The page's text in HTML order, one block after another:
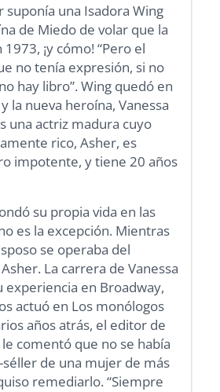
una Isadora Wing
de Miedo de volar que la
¡y cómo! “Pero el
no tenía expresión, si no
hay libro”. Wing quedó en
la nueva heroína, Vanessa
una actriz madura cuyo
rico, Asher, es
impotente, y tiene 20 años
su propia vida en las
es la excepción. Mientras
se operaba del
La carrera de Vanessa
experiencia en Broadway,
actuó en Los monólogos
años atrás, el editor de
comentó que no se había
de una mujer de más
remediarlo. “Siempre